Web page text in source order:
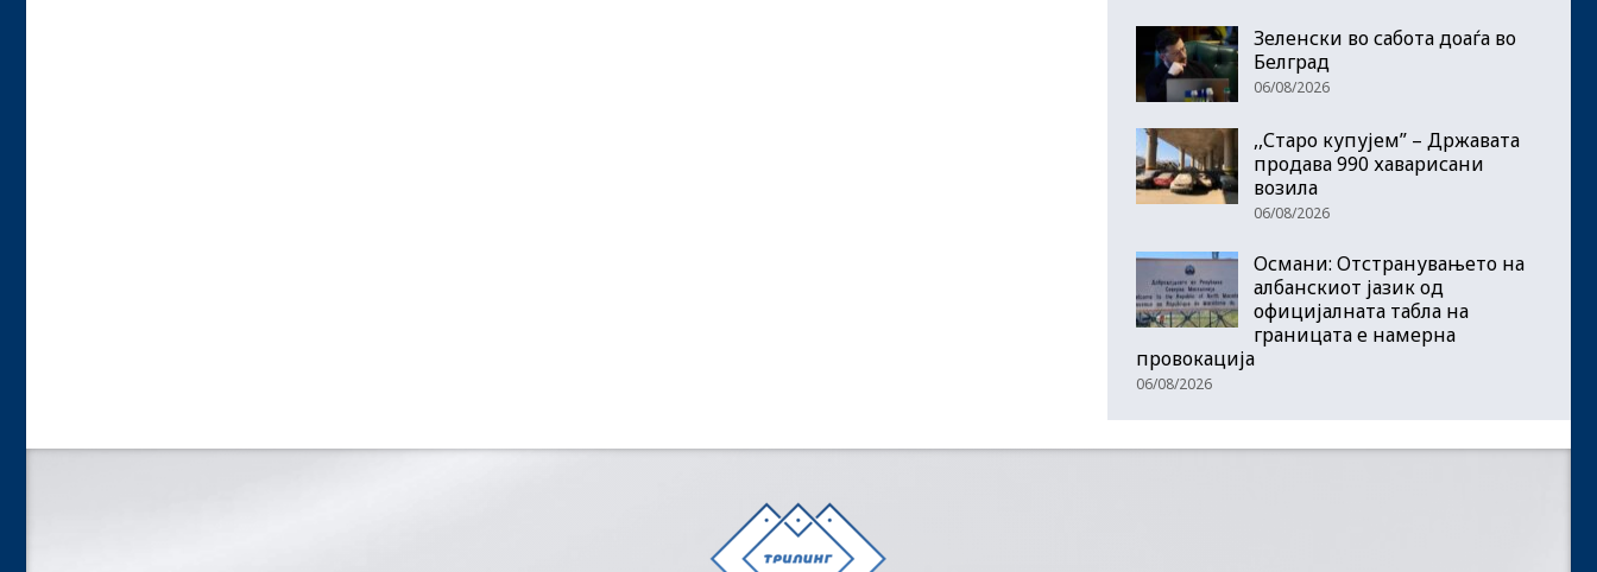
Зеленски во сабота доаѓа во
Белград
06/08/2026
,,Старо купујем” – Државата
продава 990 хаварисани
возила
06/08/2026
Османи: Отстранувањето на
албанскиот јазик од
официјалната табла на
границата е намерна
провокација
06/08/2026